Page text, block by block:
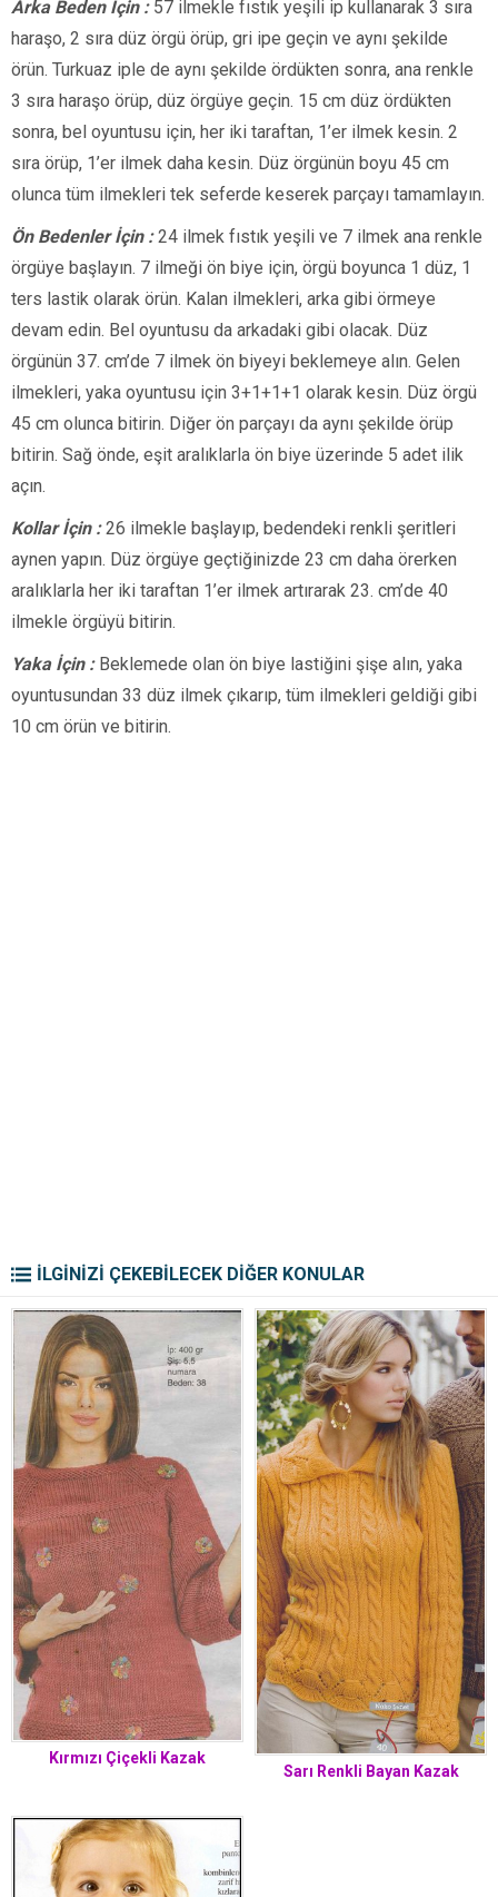
Arka Beden İçin :57 ilmekle fıstık yeşili ip kullanarak 3 sıra
haraşo, 2 sıra düz örgü örüp, gri ipe geçin ve aynı şekilde
örün. Turkuaz iple de aynı şekilde ördükten sonra, ana renkle
3 sıra haraşo örüp, düz örgüye geçin. 15 cm düz ördükten
sonra, bel oyuntusu için, her iki taraftan, 1’er ilmek kesin. 2
sıra örüp, 1’er ilmek daha kesin. Düz örgünün boyu 45 cm
olunca tüm ilmekleri tek seferde keserek parçayı tamamlayın.
Ön Bedenler İçin :24 ilmek fıstık yeşili ve 7 ilmek ana renkle
örgüye başlayın. 7 ilmeği ön biye için, örgü boyunca 1 düz, 1
ters lastik olarak örün. Kalan ilmekleri, arka gibi örmeye
devam edin. Bel oyuntusu da arkadaki gibi olacak. Düz
örgünün 37. cm’de 7 ilmek ön biyeyi beklemeye alın. Gelen
ilmekleri, yaka oyuntusu için 3+1+1+1 olarak kesin. Düz örgü
45 cm olunca bitirin. Diğer ön parçayı da aynı şekilde örüp
bitirin. Sağ önde, eşit aralıklarla ön biye üzerinde 5 adet ilik
açın.
Kollar İçin :26 ilmekle başlayıp, bedendeki renkli şeritleri
aynen yapın. Düz örgüye geçtiğinizde 23 cm daha örerken
aralıklarla her iki taraftan 1’er ilmek artırarak 23. cm’de 40
ilmekle örgüyü bitirin.
Yaka İçin :Beklemede olan ön biye lastiğini şişe alın, yaka
oyuntusundan 33 düz ilmek çıkarıp, tüm ilmekleri geldiği gibi
10 cm örün ve bitirin.
İLGİNİZİ ÇEKEBİLECEK DİĞER KONULAR
Kırmızı Çiçekli Kazak
Sarı Renkli Bayan Kazak